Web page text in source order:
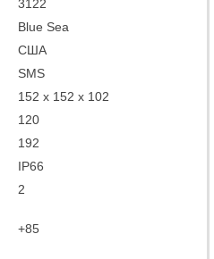
3122
Blue Sea
США
SMS
152 x 152 x 102
120
192
IP66
2
+85